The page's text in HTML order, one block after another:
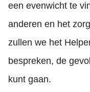
een evenwicht te
anderen en het
zullen we het
bespreken, de
kunt gaan.